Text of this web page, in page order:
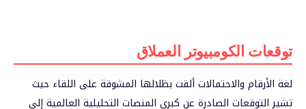
توقعات الكومبيوتر العملاق
لغة الأرقام والاحتمالات ألقت بظلالها المشوقة على اللقاء حيث
تشير التوقعات الصادرة عن كبرى المنصات التحليلية العالمية إلى